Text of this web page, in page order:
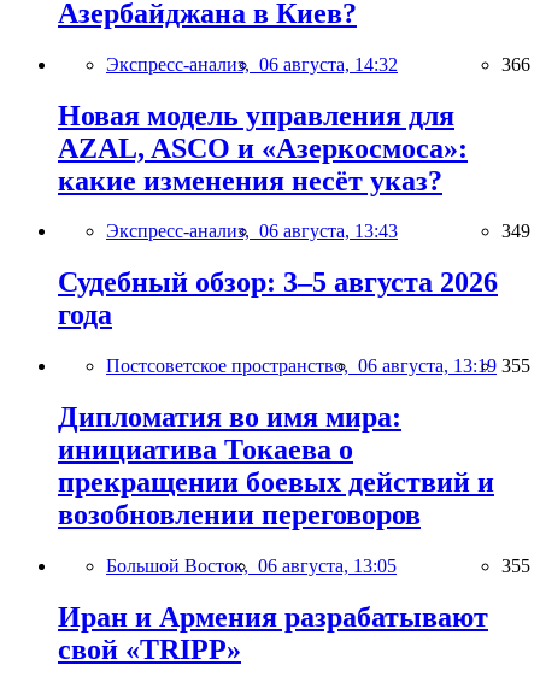
Азербайджана в Киев?
Экспресс-анализ, 06 августа, 14:32 366
Новая модель управления для
AZAL, ASCO и «Азеркосмоса»:
какие изменения несёт указ?
Экспресс-анализ, 06 августа, 13:43 349
Судебный обзор: 3–5 августа 2026
года
Постсоветское пространство, 06 августа, 13:19 355
Дипломатия во имя мира:
инициатива Токаева о
прекращении боевых действий и
возобновлении переговоров
Большой Восток, 06 августа, 13:05 355
Иран и Армения разрабатывают
свой «TRIPP»